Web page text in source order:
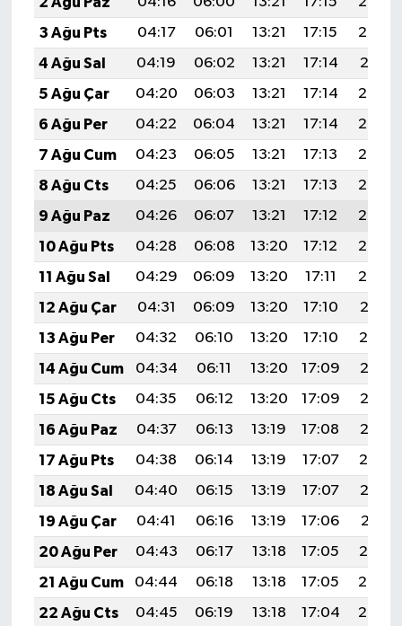
3 Ağu Pts
04:17 06:01 13:21 17:15
20:32
4 Ağu Sal
04:19 06:02 13:21 17:14
20:31
5 Ağu Çar
04:20 06:03 13:21 17:14
20:30
6 Ağu Per
04:22 06:04 13:21 17:14
20:28
7 Ağu Cum
04:23 06:05 13:21 17:13
20:27
8 Ağu Cts
04:25 06:06 13:21 17:13
20:26
9 Ağu Paz
04:26 06:07 13:21 17:12
20:25
10 Ağu Pts
04:28 06:08 13:20 17:12
20:23
11 Ağu Sal
04:29 06:09 13:20 17:11
20:22
12 Ağu Çar
04:31 06:09 13:20 17:10
20:21
13 Ağu Per
04:32 06:10 13:20 17:10
20:19
14 Ağu Cum
04:34 06:11 13:20 17:09
20:18
15 Ağu Cts
04:35 06:12 13:20 17:09
20:17
16 Ağu Paz
04:37 06:13 13:19 17:08
20:15
17 Ağu Pts
04:38 06:14 13:19 17:07
20:14
18 Ağu Sal
04:40 06:15 13:19 17:07
20:12
19 Ağu Çar
04:41 06:16 13:19 17:06
20:11
20 Ağu Per
04:43 06:17 13:18 17:05
20:10
21 Ağu Cum
04:44 06:18 13:18 17:05
20:08
22 Ağu Cts
04:45 06:19 13:18 17:04
20:07